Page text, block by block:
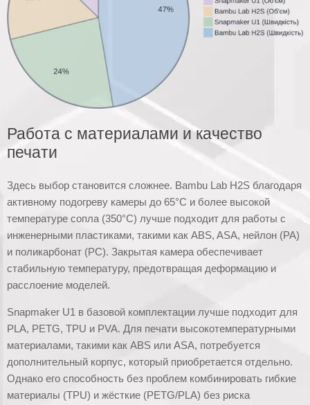
Работа с материалами и качество
печати
Здесь выбор становится сложнее. Bambu Lab H2S благодаря
активному подогреву камеры до 65°C и более высокой
температуре сопла (350°C) лучше подходит для работы с
инженерными пластиками, такими как ABS, ASA, нейлон (PA)
и поликарбонат (PC). Закрытая камера обеспечивает
стабильную температуру, предотвращая деформацию и
расслоение моделей.
Snapmaker U1 в базовой комплектации лучше подходит для
PLA, PETG, TPU и PVA. Для печати высокотемпературными
материалами, такими как ABS или ASA, потребуется
дополнительный корпус, который приобретается отдельно.
Однако его способность без проблем комбинировать гибкие
материалы (TPU) и жёсткие (PETG/PLA) без риска